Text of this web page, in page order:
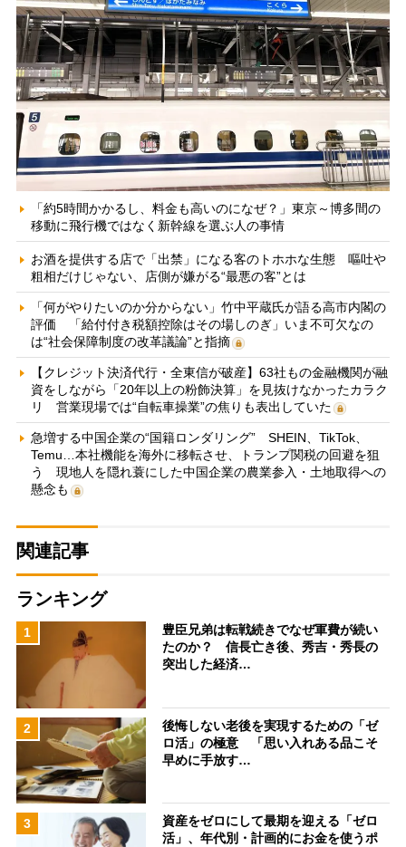
「約5時間かかるし、料金も高いのになぜ？」東京～博多間の
移動に飛行機ではなく新幹線を選ぶ人の事情
お酒を提供する店で「出禁」になる客のトホホな生態 嘔吐や
粗相だけじゃない、店側が嫌がる“最悪の客”とは
「何がやりたいのか分からない」竹中平蔵氏が語る高市内閣の
評価 「給付付き税額控除はその場しのぎ」いま不可欠なの
は“社会保障制度の改革議論”と指摘
【クレジット決済代行・全東信が破産】63社もの金融機関が融
資をしながら「20年以上の粉飾決算」を見抜けなかったカラク
リ 営業現場では“自転車操業”の焦りも表出していた
急増する中国企業の“国籍ロンダリング” SHEIN、TikTok、
Temu…本社機能を海外に移転させ、トランプ関税の回避を狙
う 現地人を隠れ蓑にした中国企業の農業参入・土地取得への
懸念も
関連記事
ランキング
1
豊臣兄弟は転戦続きでなぜ軍費が続い
たのか？ 信長亡き後、秀吉・秀長の
突出した経済…
2
後悔しない老後を実現するための「ゼ
ロ活」の極意 「思い入れある品こそ
早めに手放す…
3
資産をゼロにして最期を迎える「ゼロ
活」、年代別・計画的にお金を使うポ